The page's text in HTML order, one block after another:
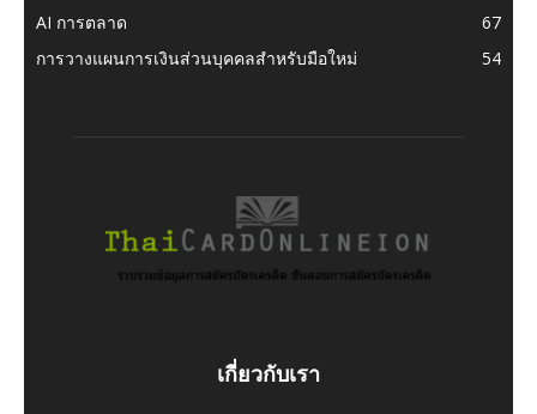
AI การตลาด
67
การวางแผนการเงินส่วนบุคคลสำหรับมือใหม่
54
เกี่ยวกับเรา